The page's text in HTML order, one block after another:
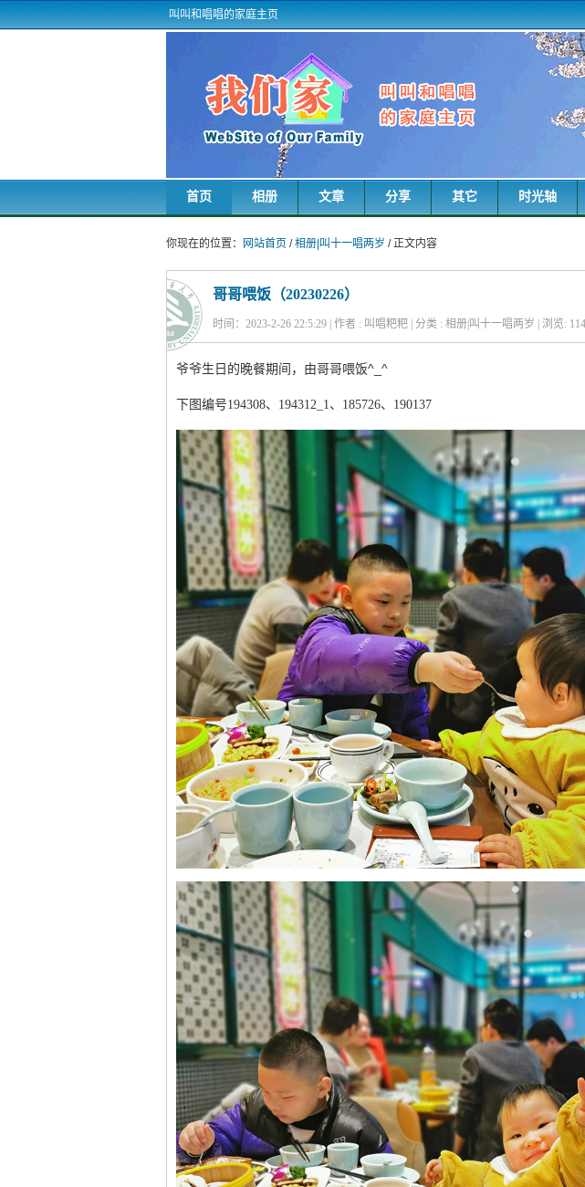
叫叫和唱唱的家庭主页
首页 相册 文章 分享 其它 时光轴
你现在的位置： 网站首页 /相册|叫十一唱两岁 / 正文内容
哥哥喂饭（20230226）
时间：2023-2-26 22:5:29 | 作者 : 叫唱粑粑 | 分类 : 相册|叫十一唱两岁 | 浏览: 114
爷爷生日的晚餐期间，由哥哥喂饭^_^
下图编号194308、194312_1、185726、190137